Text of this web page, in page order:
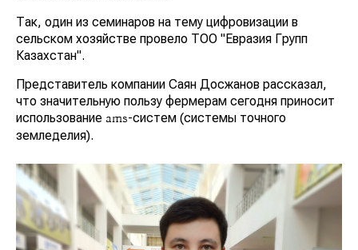
Так, один из семинаров на тему цифровизации в
сельском хозяйстве провело ТОО "Евразия Групп
Казахстан".
Представитель компании Саян Досжанов рассказал,
что значительную пользу фермерам сегодня приносит
использование ams-систем (системы точного
земледелия).